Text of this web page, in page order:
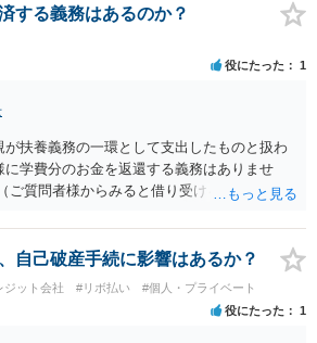
察も取り合わないと思いますが、虚偽の内
はあるかもしれません。 ただし、捜査におい
ちゃんと返しなさいよ」程度の注意で済む
た、返せるお金が無いのであれば、返せない
摯に分割して支払うことを相手に告げてい
ご参考まで。
する義務はあるのか？
役にたった 1
扶養義務の一環として支出したものと扱わ
学費分のお金を返還する義務はありませ
ご質問者様からみると借り受ける）といった
自己破産手続に影響はあるか？
ジット会社 #リボ払い #個人・プライベート
役にたった 1